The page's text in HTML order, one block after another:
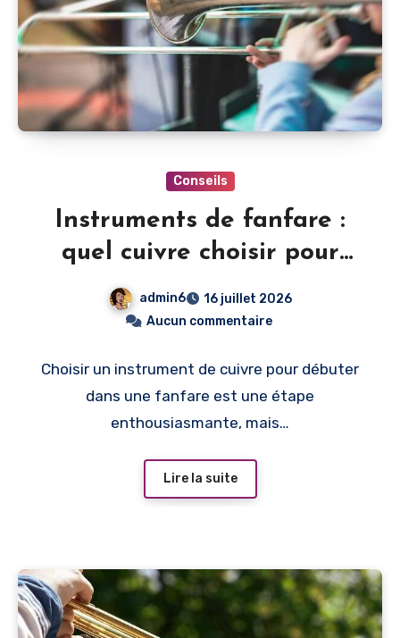
Conseils
Instruments de fanfare :
quel cuivre choisir pour
admin6
16 juillet 2026
Aucun commentaire
Choisir un instrument de cuivre pour débuter
dans une fanfare est une étape
enthousiasmante, mais…
Lire la suite